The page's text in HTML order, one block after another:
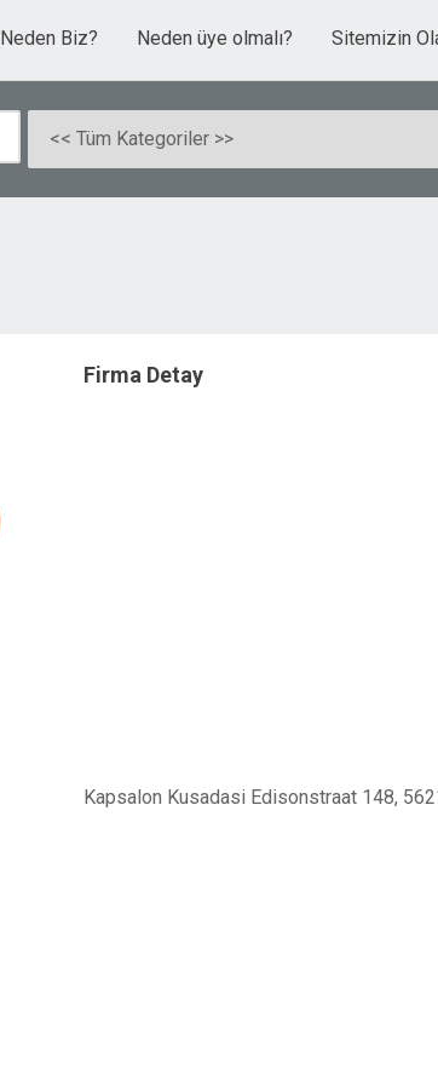
Neden Biz? Neden üye olmalı? Sitemizin
Firma Detay
Kapsalon Kusadasi Edisonstraat 148,